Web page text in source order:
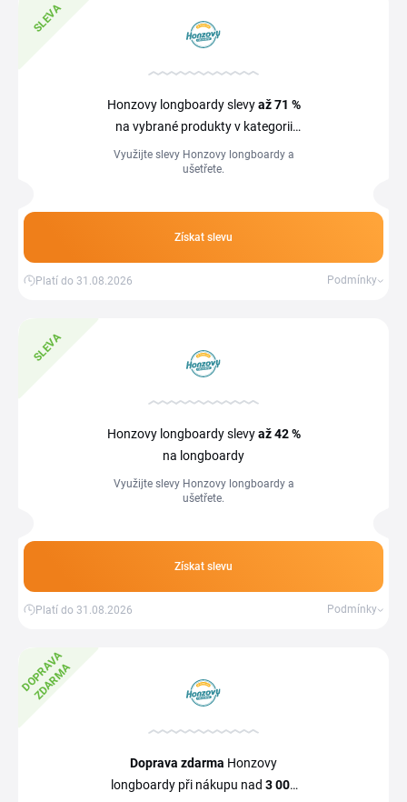
SLEVA
Honzovy longboardy slevyaž 71 %
na vybrané produkty v kategorii
Využijte slevy Honzovy longboardy a
ušetřete.
Získat slevu
Platí do 31.08.2026 Podmínky
SLEVA
Honzovy longboardy slevyaž 42 %
na longboardy
Využijte slevy Honzovy longboardy a
ušetřete.
Získat slevu
Platí do 31.08.2026 Podmínky
D
O
P
R
A
V
A
Z
D
A
R
M
A
Doprava zdarma Honzovy
longboardy při nákupu nad 3000